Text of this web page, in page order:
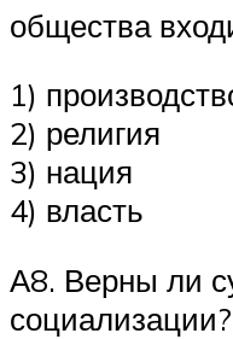
общества
1)
2) религия
3) нация
4) власть
А8. Верны ли
социализации?